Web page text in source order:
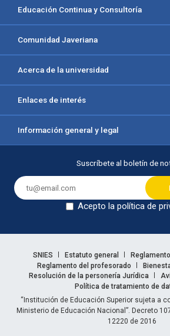
Educación Continua y Consultoría
Comunidad Javeriana
Acerca de la universidad
Enlaces de interés
Información general y legal
Suscríbete al boletín de
Acepto la política de
Enlaces legales
SNIES Estatuto general
Reglamento del profesorado
Resolución de la personería Jurídica
Política de tratamiento de
Información legal
“Institución de Educación Superior sujeta a
Ministerio de Educación Nacional”. Decreto
12220 de 2016